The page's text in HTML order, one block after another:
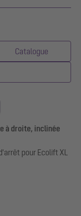
Catalogue
à droite, inclinée
pour Ecolift XL